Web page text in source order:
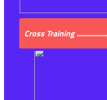
Cross Training